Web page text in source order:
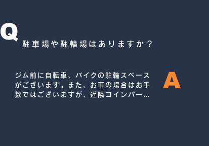
Q 駐車場や駐輪場はありますか？
ジム前に自転車、バイクの駐輪スペース
がございます。また、お車の場合はお手
数ではございますが、近隣コインパーキ
A